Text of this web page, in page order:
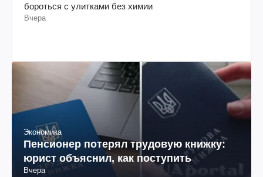
бороться с улитками без химии
Вчера
Экономика
Пенсионер потерял трудовую книжку:
юрист объяснил, как поступить
Вчера